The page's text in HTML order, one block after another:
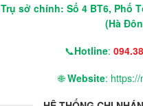
Trụ sở chính: Số 4 BT6, Phố
(Hà
📞Hotline:
🌐Website: